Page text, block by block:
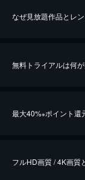
なぜ見放題作品とレ
無料トライアルは何が
最大40%※ポイント還
フルHD画質 / 4K画質